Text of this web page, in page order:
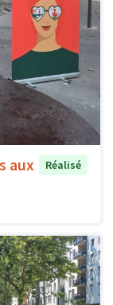
aux
Réalisé